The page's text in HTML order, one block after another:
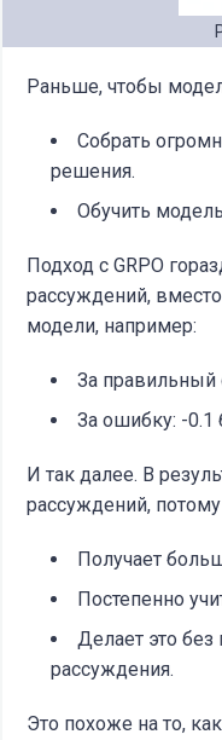
Раньше, чтобы
Собрать
решения.
Обучить
Подход с GRPO
рассуждений,
модели, например:
За правильный
За ошибку: -0.1
И так далее. В
рассуждений, потому
Получает
Постепенно
Делает это
рассуждения.
Это похоже на то,